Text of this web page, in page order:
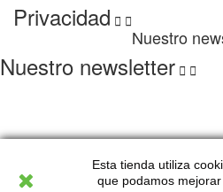
Esta tienda utiliza
que podamos
Privacidad  
Nuestro
Nuestro newsletter  